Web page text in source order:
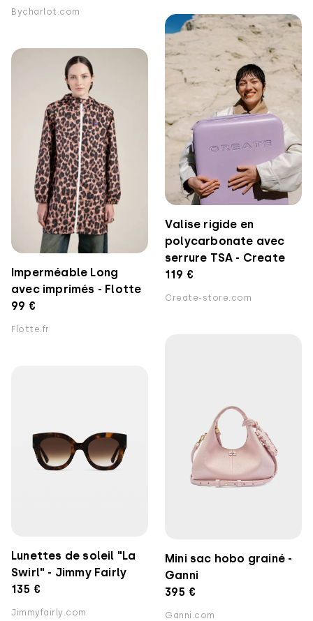
Bycharlot.com
Valise rigide en
polycarbonate avec
serrure TSA - Create
119 €
Create-store.com
Imperméable Long
avec imprimés - Flotte
99 €
Flotte.fr
Mini sac hobo grainé -
Ganni
395 €
Ganni.com
Lunettes de soleil "La
Swirl" - Jimmy Fairly
135 €
Jimmyfairly.com